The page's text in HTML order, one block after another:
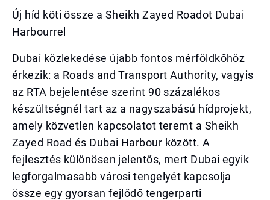
Új híd köti össze a Sheikh Zayed Roadot Dubai
Harbourrel
Dubai közlekedése újabb fontos mérföldkőhöz
érkezik: a Roads and Transport Authority, vagyis
az RTA bejelentése szerint 90 százalékos
készültségnél tart az a nagyszabású hídprojekt,
amely közvetlen kapcsolatot teremt a Sheikh
Zayed Road és Dubai Harbour között. A
fejlesztés különösen jelentős, mert Dubai egyik
legforgalmasabb városi tengelyét kapcsolja
össze egy gyorsan fejlődő tengerparti